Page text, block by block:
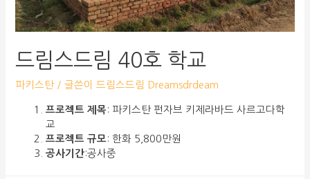
드림스드림 40호 학교
파키스탄/ 글쓴이드림스드림 Dreamsdrdeam
프로젝트 제목 : 파키스탄 펀자브 키제라바드 사르고다학
교
프로젝트 규모 : 한화 5,800만원
공사기간:공사중